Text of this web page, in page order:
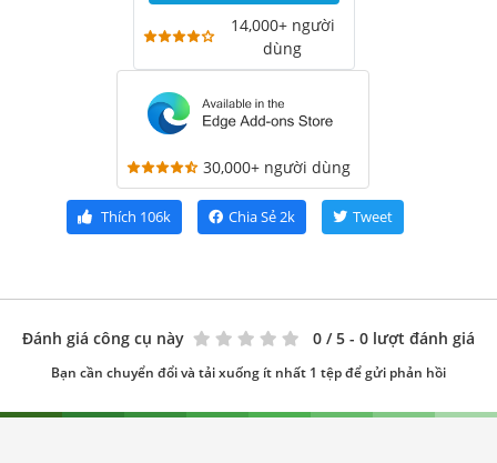
14,000+ người
dùng
30,000+ người dùng
Thích 106k Chia Sẻ2k Tweet
Đánh giá công cụ này 0 / 5 - 0 lượt đánh giá
Bạn cần chuyển đổi và tải xuống ít nhất 1 tệp để gửi phản hồi